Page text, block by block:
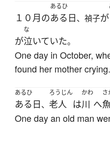
１０月の
あるひ
ある日、禎子が
が
な
泣いていた。
One day in October,
found her mother crying.
あるひ
ある日、
ろうじん
老人 は
かわ
川 へ
さ
One day an old man